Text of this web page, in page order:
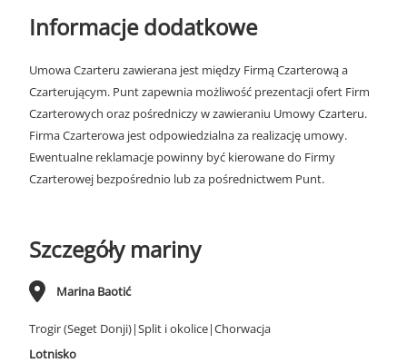
Informacje dodatkowe
Umowa Czarteru zawierana jest między Firmą Czarterową a
Czarterującym. Punt zapewnia możliwość prezentacji ofert Firm
Czarterowych oraz pośredniczy w zawieraniu Umowy Czarteru.
Firma Czarterowa jest odpowiedzialna za realizację umowy.
Ewentualne reklamacje powinny być kierowane do Firmy
Czarterowej bezpośrednio lub za pośrednictwem Punt.
Szczegóły mariny
Marina Baotić
Trogir (Seget Donji)|Split i okolice|Chorwacja
Lotnisko